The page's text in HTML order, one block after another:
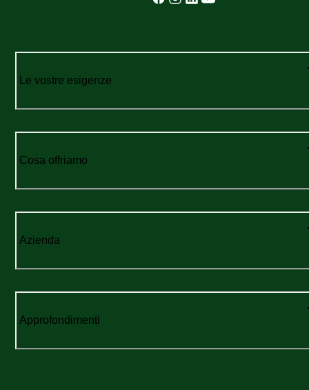
Le vostre esigenze
Cosa offriamo
Azienda
Approfondimenti